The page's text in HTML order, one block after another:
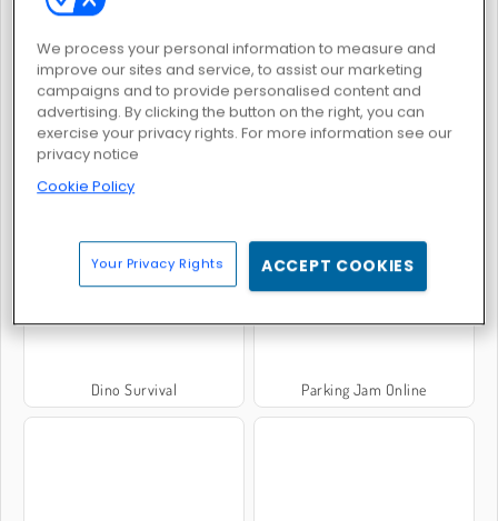
Dino Survival Parking Jam Online
We process your personal information to measure and
improve our sites and service, to assist our marketing
campaigns and to provide personalised content and
advertising. By clicking the button on the right, you can
exercise your privacy rights. For more information see our
privacy notice
Cookie Policy
Your Privacy Rights ACCEPT COOKIES